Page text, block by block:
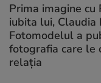
Prima imagine cu
iubita lui, Claudia
Fotomodelul a
fotografia care le
relația